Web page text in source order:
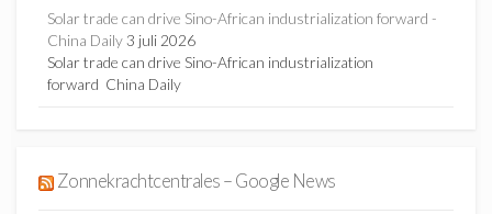
Solar trade can drive Sino-African industrialization forward -
China Daily3 juli 2026
Solar trade can drive Sino-African industrialization
forward China Daily
Zonnekrachtcentrales – Google News